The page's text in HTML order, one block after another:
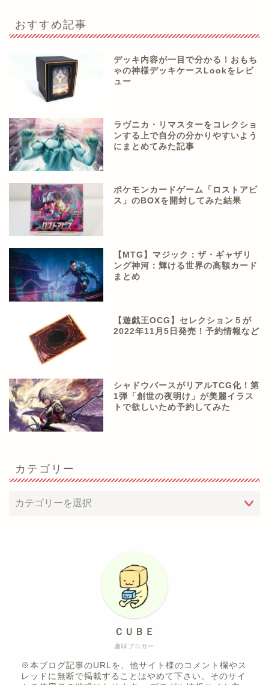
おすすめ記事
デッキ内容が一目で分かる！おもち
ゃの神様デッキケースLookをレビ
ュー
ラヴニカ・リマスターをコレクショ
ンする上で自分の分かりやすいよう
にまとめてみた記事
ポケモンカードゲーム「ロストアビ
ス」のBOXを開封してみた結果
【MTG】マジック：ザ・ギャザリ
ング神河：輝ける世界の高額カード
まとめ
【遊戯王OCG】セレクション５が
2022年11月5日発売！予約情報など
シャドウバースがリアルTCG化！第
1弾「創世の夜明け」が美麗イラス
トで欲しいため予約してみた
カテゴリー
趣味ブロガー
ＣＵＢＥ
※本ブログ記事のURLを、他サイト様のコメント欄やス
レッドに無断で掲載することはやめて下さい。そのサイ